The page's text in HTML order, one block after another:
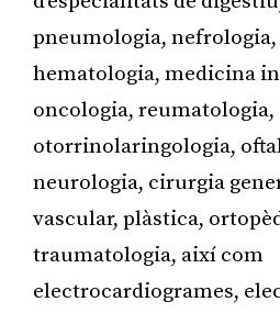
pneumologia,
hematologia, medicina
oncologia, reumatologia,
otorrinolaringologia,
neurologia, cirurgia
vascular, plàstica,
traumatologia, així com
electrocardiogrames,